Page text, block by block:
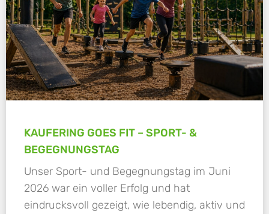
KAUFERING GOES FIT – SPORT- &
BEGEGNUNGSTAG
Unser Sport- und Begegnungstag im Juni
2026 war ein voller Erfolg und hat
eindrucksvoll gezeigt, wie lebendig, aktiv und